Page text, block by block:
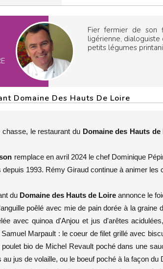
Fier fermier de son
ligérienne,
petits légumes
Domaine Des Hauts De Loire
le restaurant du Domaine des Hauts de
remplace en avril 2024 le chef Dominique
depuis 1993. Rémy Giraud continue à animer les
du Domaine des Hauts de Loire annonce le
poêlé avec mie de pain dorée à la
avec quinoa d'Anjou et jus d'arêtes
Marpault : le coeur de filet grillé avec
bio de Michel Revault poché dans une
jus de volaille, ou le boeuf poché à la façon